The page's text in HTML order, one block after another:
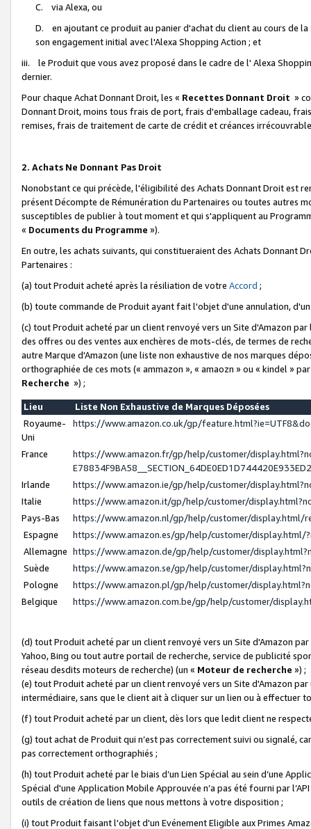
C. via Alexa, ou
D. en ajoutant ce produit au panier d'achat du client au cours de
son engagement initial avec l'Alexa Shopping Action ; et
iii. le Produit que vous avez proposé dans le cadre de l' Alexa
dernier.
Pour chaque Achat Donnant Droit, les « Recettes Donnant Droit »
Donnant Droit, moins tous frais de port, frais d'emballage cadeau,
remises, frais de traitement de carte de crédit et créances
2. Achats Ne Donnant Pas Droit
Nonobstant ce qui précède, l'éligibilité des Achats Donnant Droit est
présent Décompte de Rémunération du Partenaires ou toutes autres
susceptibles de publier à tout moment et qui s'appliquent au
« Documents du Programme »).
En outre, les achats suivants, qui constitueraient des Achats Donnant
Partenaires :
(a) tout Produit acheté après la résiliation de votre Accord ;
(b) toute commande de Produit ayant fait l'objet d'une annulation,
(c) tout Produit acheté par un client renvoyé vers un Site d'Amazon
des offres ou des ventes aux enchères de mots-clés, de termes de
autre Marque d'Amazon (une liste non exhaustive de nos marques
orthographiée de ces mots (« ammazon », « amaozn » ou « kindel »
Recherche ») ;
Lieu
Liste Non Exhaustive de Marques Déposées
Royaume-
Uni
https://www.amazon.co.uk/gp/
France
https://www.amazon.fr/gp/help/customer/
Irlande
https://www.amazon.ie/gp/help/customer/
Italie
https://www.amazon.it/gp/help/customer/
Pays-Bas
https://www.amazon.nl/gp/help/customer/display.html/
Espagne
https://www.amazon.es/gp/help/customer/display.html/
Allemagne https://www.amazon.de/gp/help/customer/
Suède
https://www.amazon.se/gp/help/customer/
Pologne
https://www.amazon.pl/gp/help/customer/
Belgique
https://www.amazon.com.be/gp/help/customer/
(d) tout Produit acheté par un client renvoyé vers un Site d'Amazon
Yahoo, Bing ou tout autre portail de recherche, service de publicité
réseau desdits moteurs de recherche) (un « Moteur de recherche ») ;
(e) tout Produit acheté par un client renvoyé vers un Site d'Amazon
intermédiaire, sans que le client ait à cliquer sur un lien ou à
(f) tout Produit acheté par un client, dès lors que ledit client ne
(g) tout achat de Produit qui n’est pas correctement suivi ou signalé,
pas correctement orthographiés ;
(h) tout Produit acheté par le biais d’un Lien Spécial au sein d’une
Spécial d'une Application Mobile Approuvée n’a pas été fourni par
outils de création de liens que nous mettons à votre disposition ;
(i) tout Produit faisant l'objet d'un Evénement Eligible aux Primes